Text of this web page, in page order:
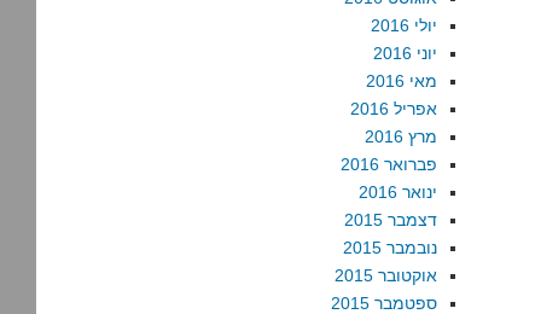
יולי 2016
יוני 2016
מאי 2016
אפריל 2016
מרץ 2016
פברואר 2016
ינואר 2016
דצמבר 2015
נובמבר 2015
אוקטובר 2015
ספטמבר 2015